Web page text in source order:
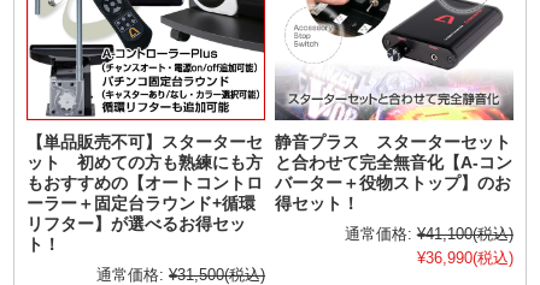
【単品販売不可】スターターセ
ット 初めての方も熟練にも方
もおすすめの【オートコントロ
ーラー＋固定台ラウンド+循環
リフター】が選べるお得セッ
ト！
通常価格: ¥31,500(税込)
静音プラス スターターセット
と合わせて完全無音化【A-コン
バーター＋役物ストップ】のお
得セット！
通常価格: ¥41,100(税込)
¥36,990(税込)